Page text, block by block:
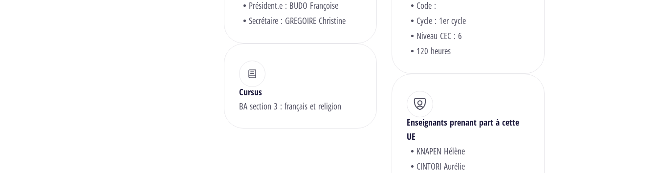
Président.e : BUDO Françoise
Secrétaire : GREGOIRE Christine
Code :
Cycle : 1er cycle
Niveau CEC : 6
120 heures
Cursus
BA section 3 : français et religion
Enseignants prenant part à cette
UE
KNAPEN Hélène
CINTORI Aurélie